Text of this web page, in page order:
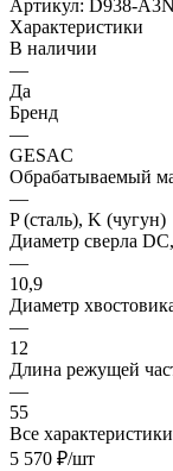
Артикул: D938-
Характеристики
В наличии
—
Да
Бренд
—
GESAC
Обрабатываемый
—
P (сталь), K (чугун)
Диаметр сверла
—
10,9
Диаметр
—
12
Длина режущей
—
55
Все характеристики
5 570 ₽/шт